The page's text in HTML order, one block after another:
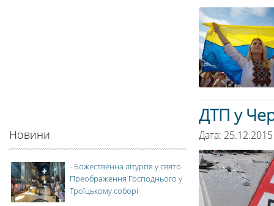
ДТП у
Дата:
Новини
- Божественна літургія у свято
Преображення Господнього у
Троїцькому соборі